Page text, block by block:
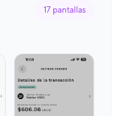
17 pantallas